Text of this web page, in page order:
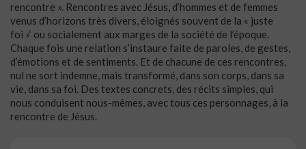
rencontre ». Rencontres avec Jésus, d’hommes et de femmes
venus d’horizons très divers, éloignés souvent de la « juste
foi »‘ ou socialement aux marges de la société de l’époque.
Chaque fois une relation s’instaure faite de paroles, de gestes,
d’émotions et de sentiments. Et de chacune de ces rencontres,
nul ne sort indemne, mais transformé, dans son corps, dans sa
vie, dans sa foi. Des textes concrets, des récits simples, qui
nous conduisent nous-mêmes, avec tous ces personnages, à la
rencontre de Jésus.